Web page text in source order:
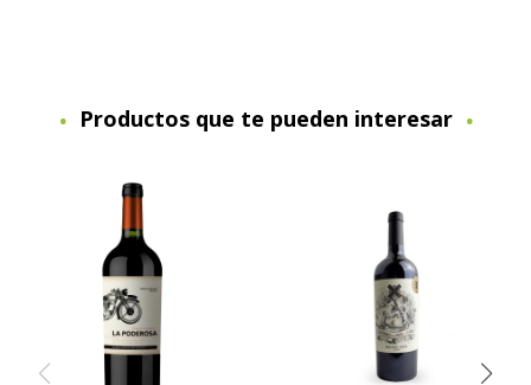
Productos que te pueden interesar